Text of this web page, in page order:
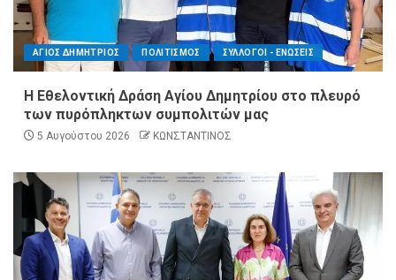
ΑΓΙΟΣ ΔΗΜΗΤΡΙΟΣ ΠΟΛΙΤΙΣΜΟΣ ΣΥΛΛΟΓΟΙ - ΕΝΩΣΕΙΣ
Η Εθελοντική Δράση Αγίου Δημητρίου στο πλευρό
των πυρόπληκτων συμπολιτών μας
5 Αυγούστου 2026 ΚΩΝΣΤΑΝΤΙΝΟΣ